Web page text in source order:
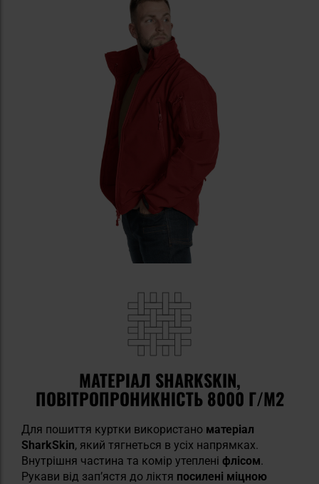
МАТЕРІАЛ SHARKSKIN,
ПОВІТРОПРОНИКНІСТЬ 8000 Г/М2
Для пошиття куртки використано матеріал
SharkSkin, який тягнеться в усіх напрямках.
Внутрішня частина та комір утеплені флісом.
Рукави від зап’ястя до ліктя посилені міцною